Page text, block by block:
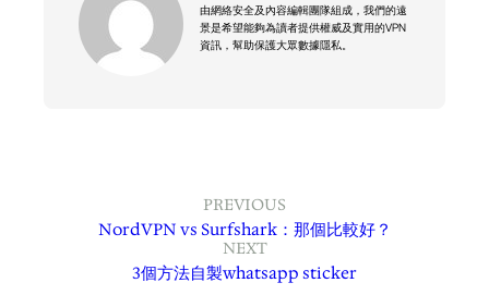
由網絡安全及內容編輯團隊組成，我們的遠
景是希望能夠為讀者提供權威及實用的VPN
資訊，幫助保護大眾數據隱私。
PREVIOUS
NordVPN vs Surfshark：那個比較好？
NEXT
3個方法自製whatsapp sticker